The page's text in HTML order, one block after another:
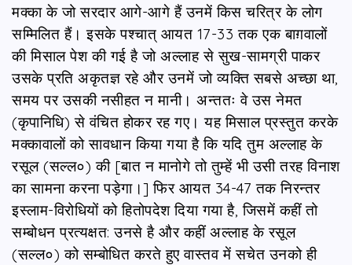
मक्का के जो सरदार आगे-आगे हैं उनमें किस चरित्र के लोग
सम्मिलित हैं। इसके पश्चात् आयत 17-33 तक एक बाग़वालों
की मिसाल पेश की गई है जो अल्लाह से सुख-सामग्री पाकर
उसके प्रति अकृतज्ञ रहे और उनमें जो व्यक्ति सबसे अच्छा था,
समय पर उसकी नसीहत न मानी। अन्ततः वे उस नेमत
(कृपानिधि) से वंचित होकर रह गए। यह मिसाल प्रस्तुत करके
मक्कावालों को सावधान किया गया है कि यदि तुम अल्लाह के
रसूल (सल्ल०) की [बात न मानोगे तो तुम्हें भी उसी तरह विनाश
का सामना करना पड़ेगा।] फिर आयत 34-47 तक निरन्तर
इस्लाम-विरोधियों को हितोपदेश दिया गया है, जिसमें कहीं तो
सम्बोधन प्रत्यक्षत: उनसे है और कहीं अल्लाह के रसूल
(सल्ल०) को सम्बोधित करते हुए वास्तव में सचेत उनको ही